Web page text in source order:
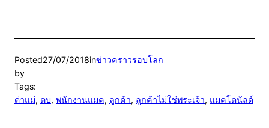
Posted27/07/2018inข่าวคราวรอบโลก
by
Tags:
ด่าแม่, ตบ, พนักงานแมค, ลูกค้า, ลูกค้าไม่ใช่พระเจ้า, แมคโดนัลด์